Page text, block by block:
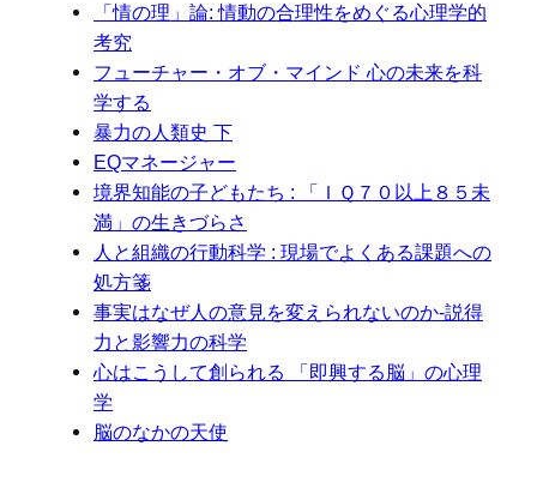
「情の理」論: 情動の合理性をめぐる心理学的
考究
フューチャー・オブ・マインド 心の未来を科
学する
暴力の人類史 下
EQマネージャー
境界知能の子どもたち : 「ＩＱ７０以上８５未
満」の生きづらさ
人と組織の行動科学 : 現場でよくある課題への
処方箋
事実はなぜ人の意見を変えられないのか-説得
力と影響力の科学
心はこうして創られる 「即興する脳」の心理
学
脳のなかの天使